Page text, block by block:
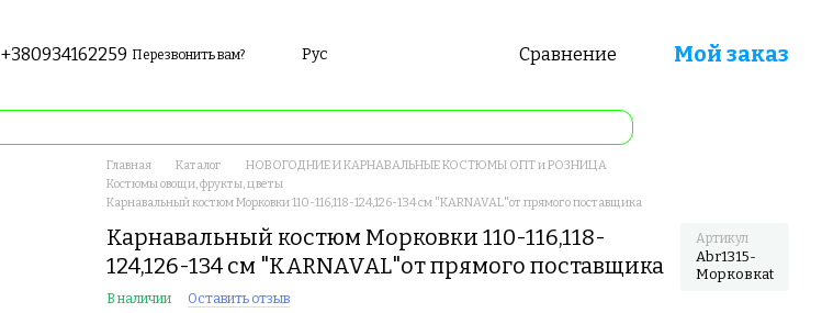
+380934162259 Перезвонить вам? Рус Сравнение Мой заказ
Главная Каталог
НОВОГОДНИЕ И КАРНАВАЛЬНЫЕ КОСТЮМЫ ОПТ и РОЗНИЦА
Костюмы овощи, фрукты, цветы
Карнавальный костюм Морковки 110-116,118-124,126-134 см "KARNAVAL"от прямого поставщика
Карнавальный костюм Морковки 110-116,118-
124,126-134 см "KARNAVAL"от прямого поставщика
Артикул
Abr1315-
Морковкаt
В наличии Оставить отзыв